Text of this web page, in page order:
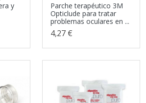
y
Parche terapéutico 3M
Opticlude para tratar
problemas oculares en ...
4,27 €